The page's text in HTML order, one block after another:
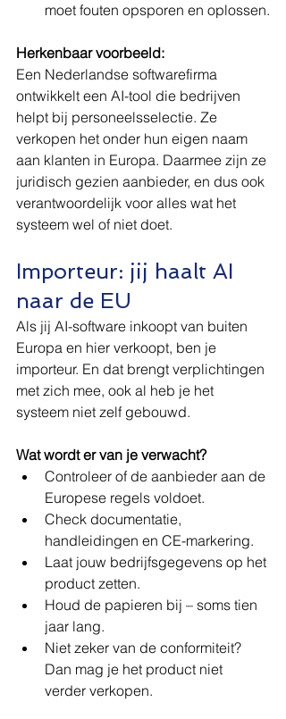
moet fouten opsporen en oplossen.
Herkenbaar voorbeeld:
Een Nederlandse softwarefirma
ontwikkelt een AI-tool die bedrijven
helpt bij personeelsselectie. Ze
verkopen het onder hun eigen naam
aan klanten in Europa. Daarmee zijn ze
juridisch gezien aanbieder, en dus ook
verantwoordelijk voor alles wat het
systeem wel of niet doet.
Importeur: jij haalt AI
naar de EU
Als jij AI-software inkoopt van buiten
Europa en hier verkoopt, ben je
importeur. En dat brengt verplichtingen
met zich mee, ook al heb je het
systeem niet zelf gebouwd.
Wat wordt er van je verwacht?
Controleer of de aanbieder aan de
Europese regels voldoet.
Check documentatie,
handleidingen en CE-markering.
Laat jouw bedrijfsgegevens op het
product zetten.
Houd de papieren bij – soms tien
jaar lang.
Niet zeker van de conformiteit?
Dan mag je het product niet
verder verkopen.